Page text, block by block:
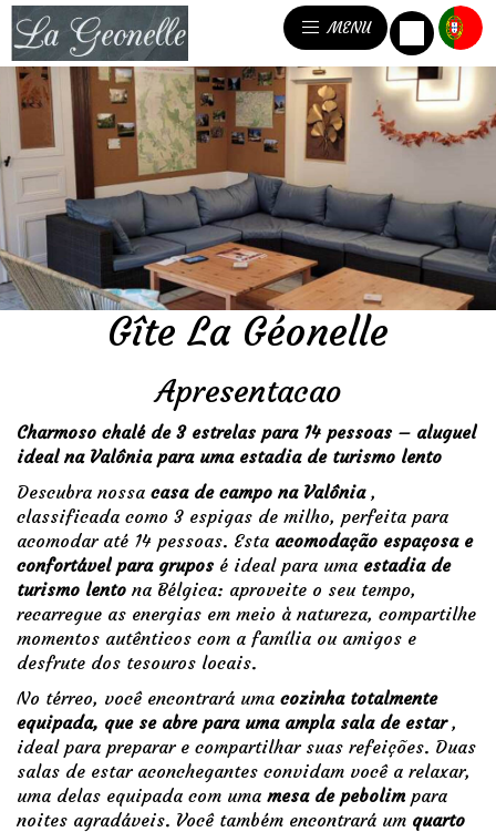
MENU
Gîte La Géonelle
Apresentacao
Charmoso chalé de 3 estrelas para 14 pessoas – aluguel
ideal na Valônia para uma estadia de turismo lento
Descubra nossa casa de campo na Valônia,
classificada como 3 espigas de milho, perfeita para
acomodar até 14 pessoas. Esta acomodação espaçosa e
confortável para grupos é ideal para uma estadia de
turismo lento na Bélgica: aproveite o seu tempo,
recarregue as energias em meio à natureza, compartilhe
momentos autênticos com a família ou amigos e
desfrute dos tesouros locais.
No térreo, você encontrará uma cozinha totalmente
equipada, que se abre para uma ampla sala de estar,
ideal para preparar e compartilhar suas refeições. Duas
salas de estar aconchegantes convidam você a relaxar,
uma delas equipada com uma mesa de pebolimpara
noites agradáveis. Você também encontrará um quarto